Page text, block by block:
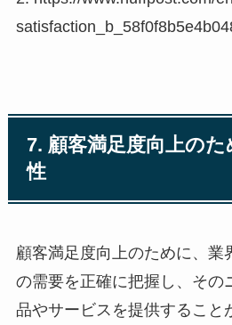
7. 顧客満足度向上の
性
顧客満足度向上のために、業
の需要を正確に把握し、その
品やサービスを提供すること